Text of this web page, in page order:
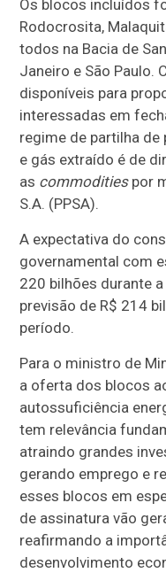
Os blocos incluídos
Rodocrosita,
todos na Bacia de
Janeiro e São Paulo.
disponíveis para
interessadas em
regime de partilha de
e gás extraído é de
as commoditiespor
S.A. (PPSA).
A expectativa do
governamental com
220 bilhões durante
previsão de R$ 214
período.
Para o ministro de
a oferta dos blocos
autossuficiência
tem relevância
atraindo grandes
gerando emprego e
esses blocos em
de assinatura vão
reafirmando a
desenvolvimento